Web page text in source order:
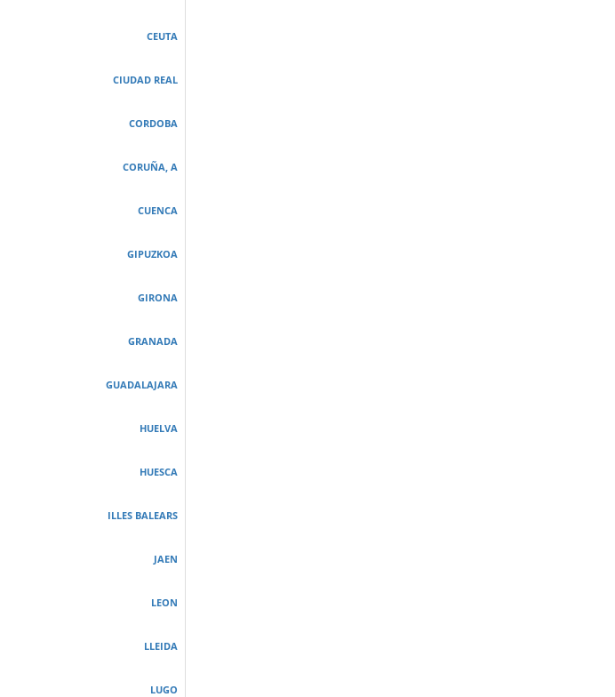
CEUTA
CIUDAD REAL
CORDOBA
CORUÑA, A
CUENCA
GIPUZKOA
GIRONA
GRANADA
GUADALAJARA
HUELVA
HUESCA
ILLES BALEARS
JAEN
LEON
LLEIDA
LUGO